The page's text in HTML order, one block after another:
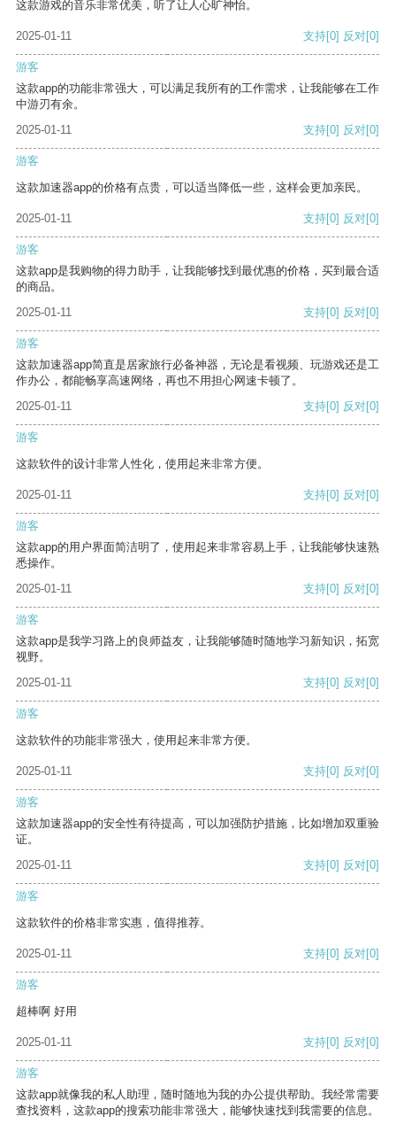
这款游戏的音乐非常优美，听了让人心旷神怡。
2025-01-11 支持[0] 反对[0]
游客
这款app的功能非常强大，可以满足我所有的工作需求，让我能够在工作
中游刃有余。
2025-01-11
支持[0] 反对[0]
游客
这款加速器app的价格有点贵，可以适当降低一些，这样会更加亲民。
2025-01-11 支持[0] 反对[0]
游客
这款app是我购物的得力助手，让我能够找到最优惠的价格，买到最合适
的商品。
2025-01-11
支持[0] 反对[0]
游客
这款加速器app简直是居家旅行必备神器，无论是看视频、玩游戏还是工
作办公，都能畅享高速网络，再也不用担心网速卡顿了。
2025-01-11
支持[0] 反对[0]
游客
这款软件的设计非常人性化，使用起来非常方便。
2025-01-11 支持[0] 反对[0]
游客
这款app的用户界面简洁明了，使用起来非常容易上手，让我能够快速熟
悉操作。
2025-01-11
支持[0] 反对[0]
游客
这款app是我学习路上的良师益友，让我能够随时随地学习新知识，拓宽
视野。
2025-01-11
支持[0] 反对[0]
游客
这款软件的功能非常强大，使用起来非常方便。
2025-01-11 支持[0] 反对[0]
游客
这款加速器app的安全性有待提高，可以加强防护措施，比如增加双重验
证。
2025-01-11
支持[0] 反对[0]
游客
这款软件的价格非常实惠，值得推荐。
2025-01-11 支持[0] 反对[0]
游客
超棒啊 好用
2025-01-11 支持[0] 反对[0]
游客
这款app就像我的私人助理，随时随地为我的办公提供帮助。我经常需要
查找资料，这款app的搜索功能非常强大，能够快速找到我需要的信息。